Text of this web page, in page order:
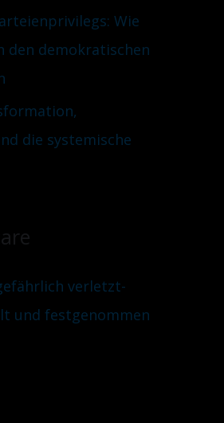
Wie
den demokratischen
die systemische
verletzt-
und festgenommen